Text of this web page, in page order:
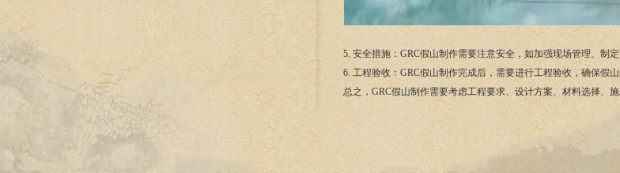
5. 安全措施：GRC假山制作需要注意安全，如加强现场管理、制
6. 工程验收：GRC假山制作完成后，需要进行工程验收，确保假
总之，GRC假山制作需要考虑工程要求、设计方案、材料选择、